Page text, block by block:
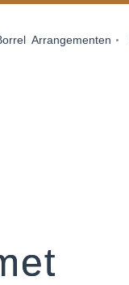
Arrangementen